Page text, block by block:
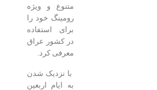
متنوع و ویژه
رومینگ خود را
برای استفاده
در کشور عراق
معرفی کرد.
با نزدیک شدن
به ایام اربعین